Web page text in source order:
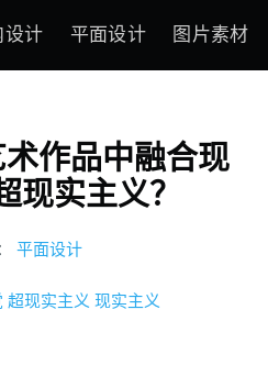
设计 平面设计 图片素材
作品中融合现
现实主义？
平面设计
超现实主义 现实主义